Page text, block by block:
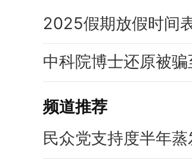
频道推荐
民众党支持度半年